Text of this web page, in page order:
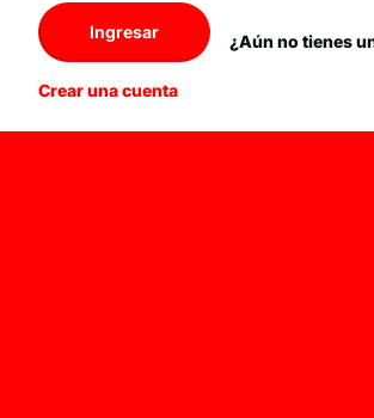
Ingresar ¿Aún no tienes
Crear una cuenta